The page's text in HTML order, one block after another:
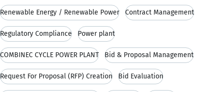
Renewable Energy / Renewable Power Contract Management
Regulatory Compliance Power plant
COMBINEC CYCLE POWER PLANT Bid & Proposal Management
Request For Proposal (RFP) Creation Bid Evaluation